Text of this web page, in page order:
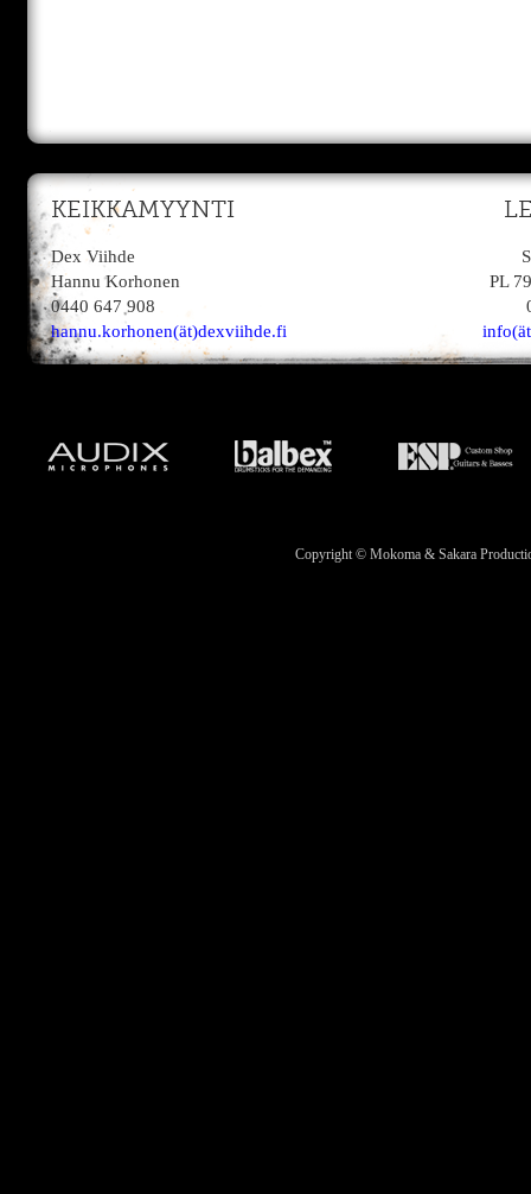
KEIKKAMYYNTI
Dex Viihde
Hannu Korhonen
0440 647 908
hannu.korhonen(ät)dexviihde.fi
PL
Copyright © Mokoma & Sakara